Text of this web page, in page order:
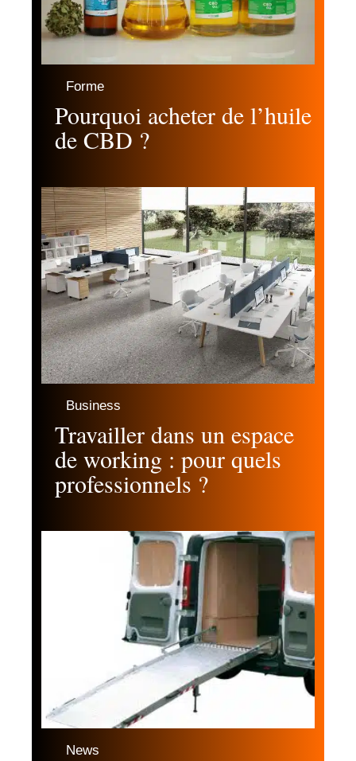
Forme
Pourquoi acheter de l’huile
de CBD ?
Business
Travailler dans un espace
de working : pour quels
professionnels ?
News